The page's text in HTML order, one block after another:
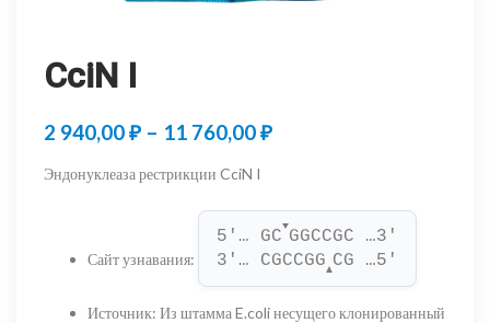
CciN I
2 940,00₽ – 11 760,00₽Диапазон
940,00 ₽
–
11
Эндонуклеаза рестрикции CciN I
Сайт узнавания:
5'… GC
▼
GGCCGC …3'
3'… CGCCGG▲CG …5'
Источник: Из штамма E.coli несущего клонированный